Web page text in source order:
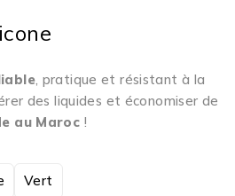
, pratique et résistant à la
des liquides et économiser de
au Maroc !
Vert